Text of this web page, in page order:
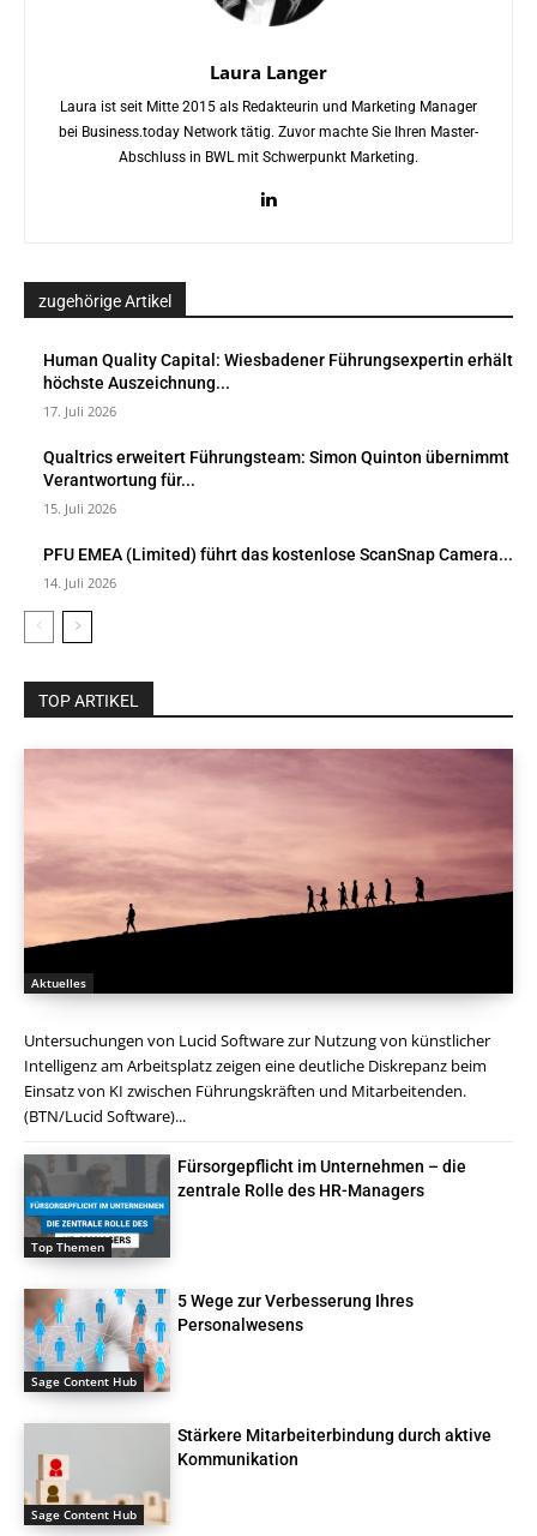
Laura Langer
Laura ist seit Mitte 2015 als Redakteurin und Marketing Manager
bei Business.today Network tätig. Zuvor machte Sie Ihren Master-
Abschluss in BWL mit Schwerpunkt Marketing.
zugehörige Artikel
Human Quality Capital: Wiesbadener Führungsexpertin erhält
höchste Auszeichnung...
17. Juli 2026
Qualtrics erweitert Führungsteam: Simon Quinton übernimmt
Verantwortung für...
15. Juli 2026
PFU EMEA (Limited) führt das kostenlose ScanSnap Camera...
14. Juli 2026
TOP ARTIKEL
Aktuelles
Untersuchungen von Lucid Software zur Nutzung von künstlicher
Intelligenz am Arbeitsplatz zeigen eine deutliche Diskrepanz beim
Einsatz von KI zwischen Führungskräften und Mitarbeitenden.
(BTN/Lucid Software)...
Top Themen
Fürsorgepflicht im Unternehmen – die
zentrale Rolle des HR-Managers
Sage Content Hub
5 Wege zur Verbesserung Ihres
Personalwesens
Sage Content Hub
Stärkere Mitarbeiterbindung durch aktive
Kommunikation